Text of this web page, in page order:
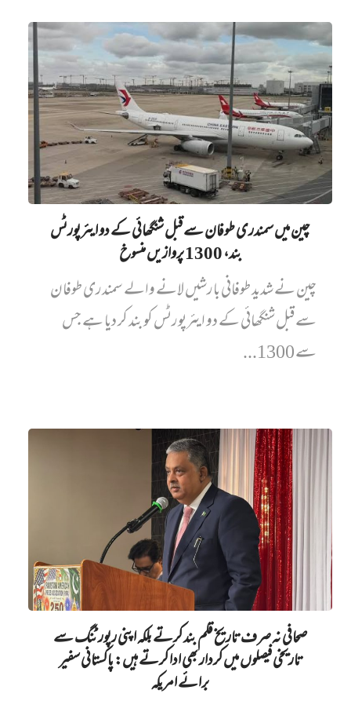
چین میں‌ سمندری طوفان سے قبل شنگھائی کے دو ایئرپورٹس
بند، 1300 پروازیں‌ منسوخ
چین نے شدید طوفانی بارشیں لانے والے سمندری طوفان
سے قبل شنگھائی کے دو ایئرپورٹس کو بند کر دیا ہے جس
سے 1300...
صحافی نہ صرف تاریخ قلم بند کرتے بلکہ اپنی رپورٹنگ سے
تاریخی فیصلوں میں کردار بھی ادا کرتے ہیں: پاکستانی سفیر
برائے امریکہ